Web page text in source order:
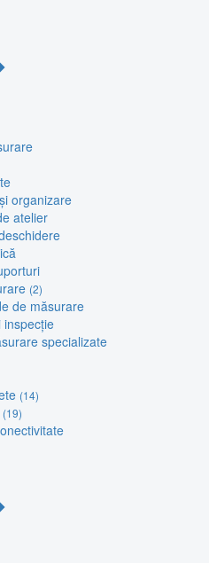
organizare
atelier
(2)
de măsurare
inspecție
specializate
(14)
(19)